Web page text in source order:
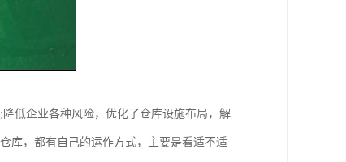
低企业各种风险，优化了仓库设施布局，解
库，都有自己的运作方式，主要是看适不适